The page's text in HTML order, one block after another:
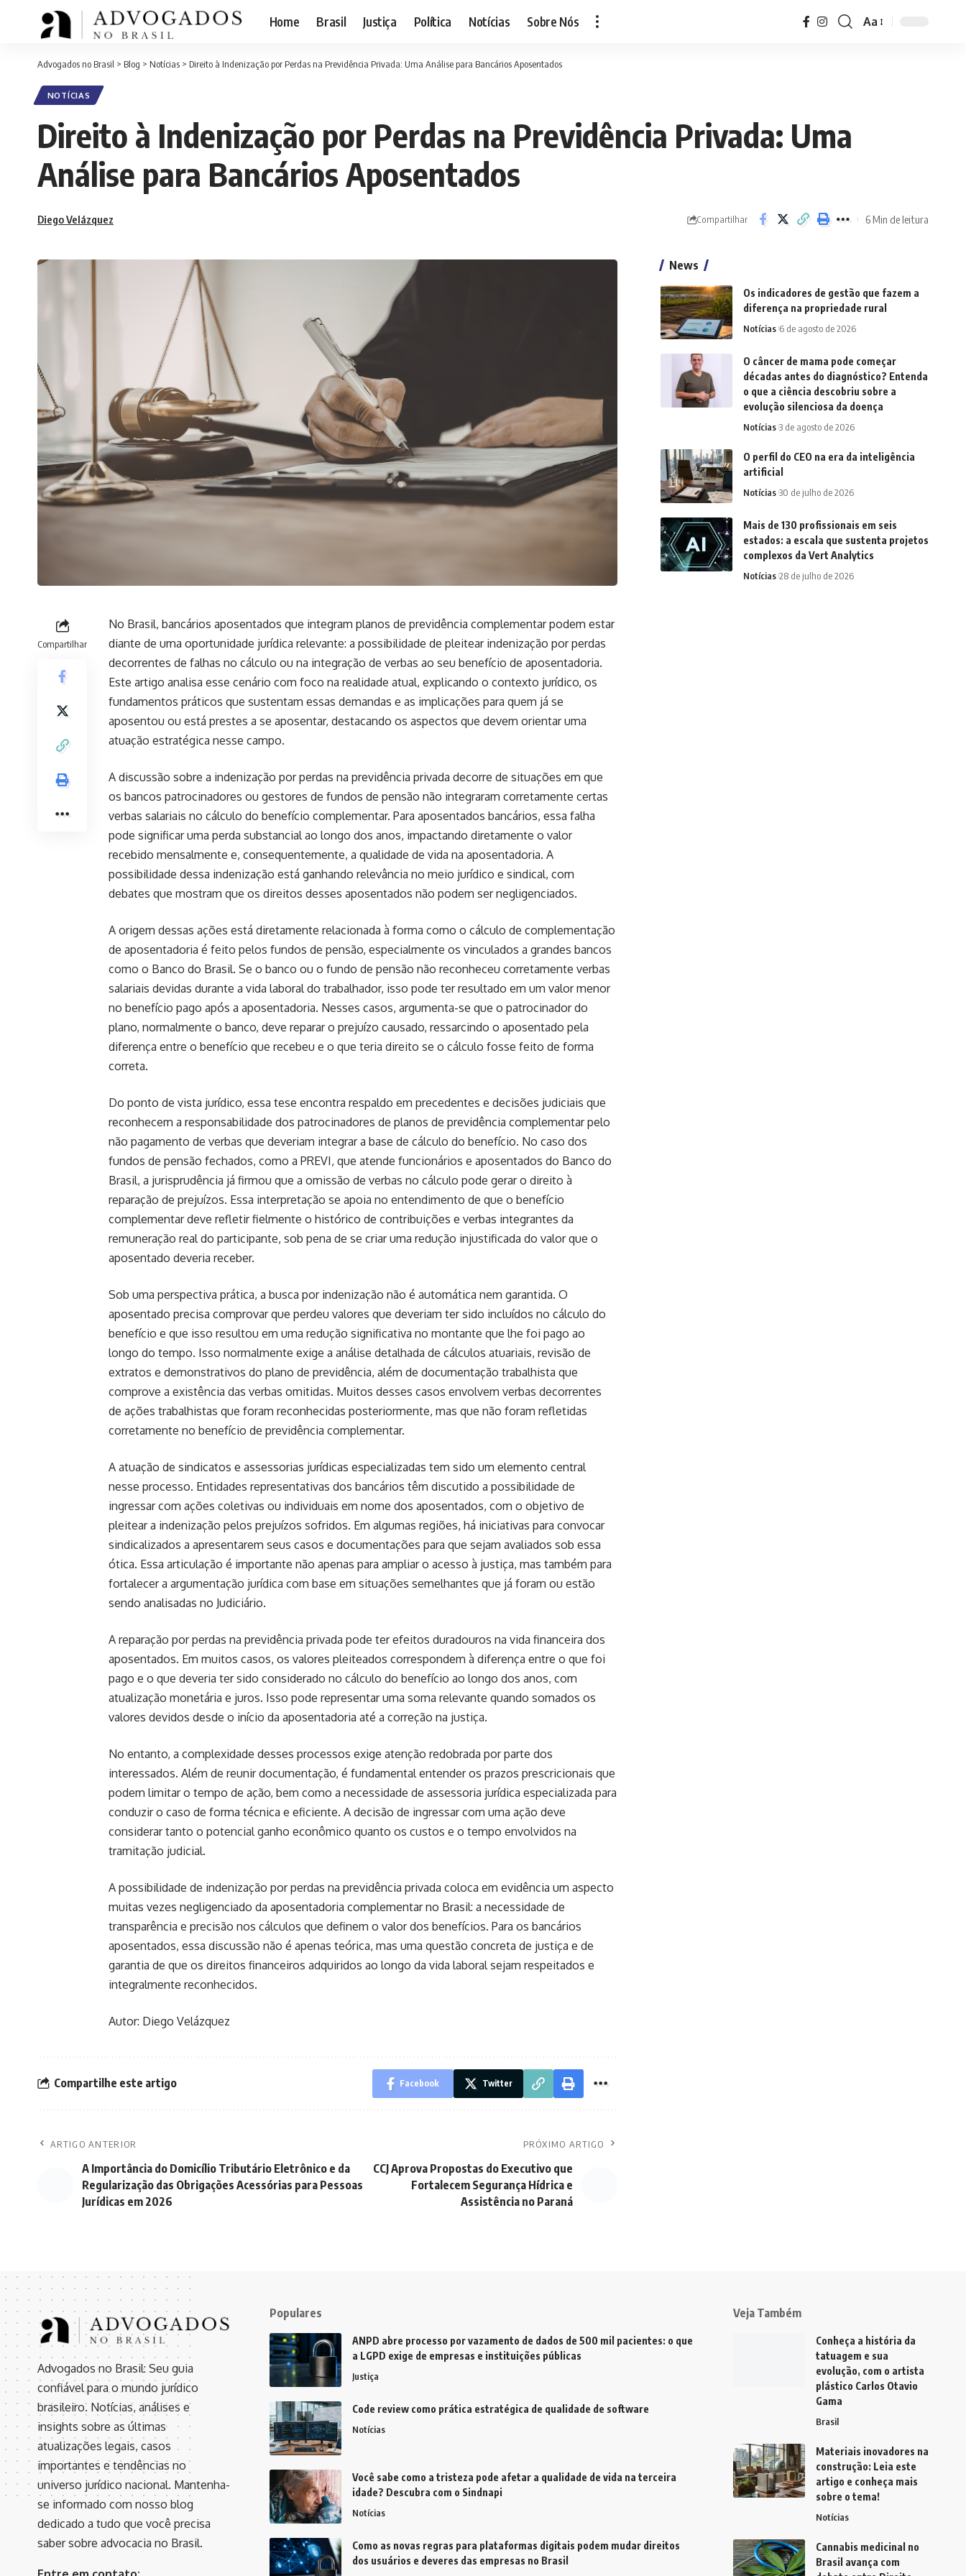
Home Brasil Justiça Política Notícias Sobre Nós
Font
Aa
Advogados no Brasil > Blog > Notícias > Direito à Indenização por Perdas na Previdência Privada: Uma Análise para Bancários Aposentados
NOTÍCIAS
Direito à Indenização por Perdas na Previdência Privada: Uma
Análise para Bancários Aposentados
Diego Velázquez Compartilhar 6 Min de leitura
Compartilhar
No Brasil, bancários aposentados que integram planos de previdência complementar podem estar
diante de uma oportunidade jurídica relevante: a possibilidade de pleitear indenização por perdas
decorrentes de falhas no cálculo ou na integração de verbas ao seu benefício de aposentadoria.
Este artigo analisa esse cenário com foco na realidade atual, explicando o contexto jurídico, os
fundamentos práticos que sustentam essas demandas e as implicações para quem já se
aposentou ou está prestes a se aposentar, destacando os aspectos que devem orientar uma
atuação estratégica nesse campo.
A discussão sobre a indenização por perdas na previdência privada decorre de situações em que
os bancos patrocinadores ou gestores de fundos de pensão não integraram corretamente certas
verbas salariais no cálculo do benefício complementar. Para aposentados bancários, essa falha
pode significar uma perda substancial ao longo dos anos, impactando diretamente o valor
recebido mensalmente e, consequentemente, a qualidade de vida na aposentadoria. A
possibilidade dessa indenização está ganhando relevância no meio jurídico e sindical, com
debates que mostram que os direitos desses aposentados não podem ser negligenciados.
A origem dessas ações está diretamente relacionada à forma como o cálculo de complementação
de aposentadoria é feito pelos fundos de pensão, especialmente os vinculados a grandes bancos
como o Banco do Brasil. Se o banco ou o fundo de pensão não reconheceu corretamente verbas
salariais devidas durante a vida laboral do trabalhador, isso pode ter resultado em um valor menor
no benefício pago após a aposentadoria. Nesses casos, argumenta-se que o patrocinador do
plano, normalmente o banco, deve reparar o prejuízo causado, ressarcindo o aposentado pela
diferença entre o benefício que recebeu e o que teria direito se o cálculo fosse feito de forma
correta.
Do ponto de vista jurídico, essa tese encontra respaldo em precedentes e decisões judiciais que
reconhecem a responsabilidade dos patrocinadores de planos de previdência complementar pelo
não pagamento de verbas que deveriam integrar a base de cálculo do benefício. No caso dos
fundos de pensão fechados, como a PREVI, que atende funcionários e aposentados do Banco do
Brasil, a jurisprudência já firmou que a omissão de verbas no cálculo pode gerar o direito à
reparação de prejuízos. Essa interpretação se apoia no entendimento de que o benefício
complementar deve refletir fielmente o histórico de contribuições e verbas integrantes da
remuneração real do participante, sob pena de se criar uma redução injustificada do valor que o
aposentado deveria receber.
Sob uma perspectiva prática, a busca por indenização não é automática nem garantida. O
aposentado precisa comprovar que perdeu valores que deveriam ter sido incluídos no cálculo do
benefício e que isso resultou em uma redução significativa no montante que lhe foi pago ao
longo do tempo. Isso normalmente exige a análise detalhada de cálculos atuariais, revisão de
extratos e demonstrativos do plano de previdência, além de documentação trabalhista que
comprove a existência das verbas omitidas. Muitos desses casos envolvem verbas decorrentes
de ações trabalhistas que foram reconhecidas posteriormente, mas que não foram refletidas
corretamente no benefício de previdência complementar.
A atuação de sindicatos e assessorias jurídicas especializadas tem sido um elemento central
nesse processo. Entidades representativas dos bancários têm discutido a possibilidade de
ingressar com ações coletivas ou individuais em nome dos aposentados, com o objetivo de
pleitear a indenização pelos prejuízos sofridos. Em algumas regiões, há iniciativas para convocar
sindicalizados a apresentarem seus casos e documentações para que sejam avaliados sob essa
ótica. Essa articulação é importante não apenas para ampliar o acesso à justiça, mas também para
fortalecer a argumentação jurídica com base em situações semelhantes que já foram ou estão
sendo analisadas no Judiciário.
A reparação por perdas na previdência privada pode ter efeitos duradouros na vida financeira dos
aposentados. Em muitos casos, os valores pleiteados correspondem à diferença entre o que foi
pago e o que deveria ter sido considerado no cálculo do benefício ao longo dos anos, com
atualização monetária e juros. Isso pode representar uma soma relevante quando somados os
valores devidos desde o início da aposentadoria até a correção na justiça.
No entanto, a complexidade desses processos exige atenção redobrada por parte dos
interessados. Além de reunir documentação, é fundamental entender os prazos prescricionais que
podem limitar o tempo de ação, bem como a necessidade de assessoria jurídica especializada para
conduzir o caso de forma técnica e eficiente. A decisão de ingressar com uma ação deve
considerar tanto o potencial ganho econômico quanto os custos e o tempo envolvidos na
tramitação judicial.
A possibilidade de indenização por perdas na previdência privada coloca em evidência um aspecto
muitas vezes negligenciado da aposentadoria complementar no Brasil: a necessidade de
transparência e precisão nos cálculos que definem o valor dos benefícios. Para os bancários
aposentados, essa discussão não é apenas teórica, mas uma questão concreta de justiça e de
garantia de que os direitos financeiros adquiridos ao longo da vida laboral sejam respeitados e
integralmente reconhecidos.
Autor: Diego Velázquez
Compartilhe este artigo Facebook Twitter
ARTIGO ANTERIOR
A Importância do Domicílio Tributário Eletrônico e da
Regularização das Obrigações Acessórias para Pessoas
Jurídicas em 2026
PRÓXIMO ARTIGO
CCJ Aprova Propostas do Executivo que
Fortalecem Segurança Hídrica e
Assistência no Paraná
News
Os indicadores de gestão que fazem a
diferença na propriedade rural
Notícias 6 de agosto de 2026
O câncer de mama pode começar
décadas antes do diagnóstico? Entenda
o que a ciência descobriu sobre a
evolução silenciosa da doença
Notícias 3 de agosto de 2026
O perfil do CEO na era da inteligência
artificial
Notícias 30 de julho de 2026
Mais de 130 profissionais em seis
estados: a escala que sustenta projetos
complexos da Vert Analytics
Notícias 28 de julho de 2026
Advogados no Brasil: Seu guia
confiável para o mundo jurídico
brasileiro. Notícias, análises e
insights sobre as últimas
atualizações legais, casos
importantes e tendências no
universo jurídico nacional. Mantenha-
se informado com nosso blog
dedicado a tudo que você precisa
saber sobre advocacia no Brasil.
Populares
ANPD abre processo por vazamento de dados de 500 mil pacientes: o que
a LGPD exige de empresas e instituições públicas
Justiça
Code review como prática estratégica de qualidade de software
Notícias
Você sabe como a tristeza pode afetar a qualidade de vida na terceira
idade? Descubra com o Sindnapi
Notícias
Como as novas regras para plataformas digitais podem mudar direitos
dos usuários e deveres das empresas no Brasil
Veja Também
Conheça a história da
tatuagem e sua
evolução, com o artista
plástico Carlos Otavio
Gama
Brasil
Materiais inovadores na
construção: Leia este
artigo e conheça mais
sobre o tema!
Notícias
Cannabis medicinal no
Brasil avança com